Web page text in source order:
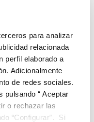
para analizar
relacionada
perfil elaborado a
Adicionalmente
de redes sociales.
pulsando “ Aceptar
o rechazar las
“Configurar”. Si
Z
WhatsApp
Email